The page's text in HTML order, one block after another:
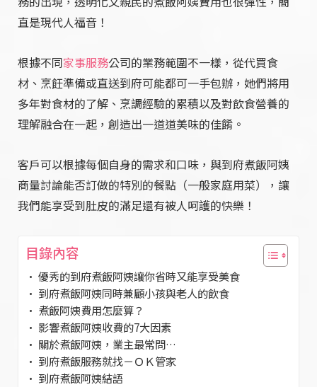
直是現代人福音！
根據不同家事服務公司的業務範圍不一樣，從代買食
材、烹飪準備或直送到府可能都可一手包辦，她們將用
多年對食材的了解、烹調經驗的累積以及對飲食營養的
理解融合在一起，創造出一道道美味的佳餚。
客戶可以根據每個自身的需求和口味，與到府煮飯阿姨
商量討論能否訂做的特別的餐點（一般家庭用菜），讓
我們能享受到肚皮的滿足還有被人呵護的快樂！
目錄內容
優秀的到府煮飯阿姨讓你省時又能享受美食
到府煮飯阿姨同時兼顧小孩與老人的飲食
煮飯阿姨費用怎麼算？
影響煮飯阿姨收費的7大因素
關於煮飯阿姨，業主最常問…
到府煮飯服務就找－ＯＫ管家
到府煮飯阿姨結語